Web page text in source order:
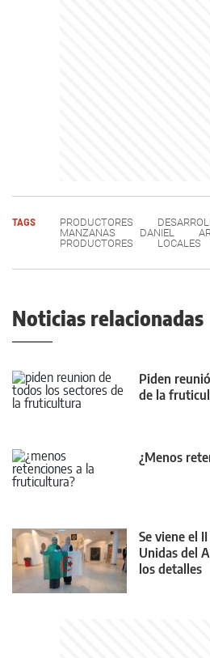
TAGS PRODUCTORES
MANZANAS
DANIEL
PRODUCTORES
LOCALES
Noticias relacionadas
Piden
de la
¿Menos
Se viene el
Unidas del
los detalles